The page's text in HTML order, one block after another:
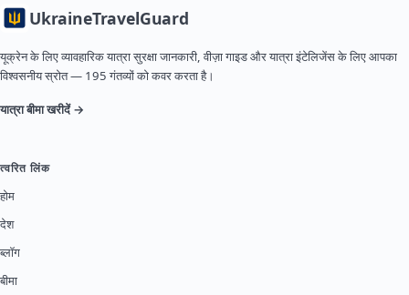
UkraineTravelGuard
यूक्रेन के लिए व्यावहारिक यात्रा सुरक्षा जानकारी, वीज़ा गाइड और यात्रा इंटेलिजेंस के लिए आपका
विश्वसनीय स्रोत — 195 गंतव्यों को कवर करता है।
यात्रा बीमा खरीदें →
त्वरित लिंक
होम
देश
ब्लॉग
बीमा